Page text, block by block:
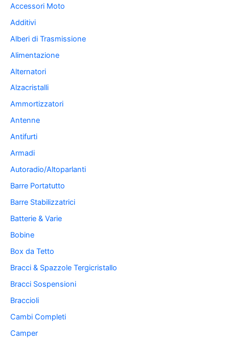
Accessori Moto
Additivi
Alberi di Trasmissione
Alimentazione
Alternatori
Alzacristalli
Ammortizzatori
Antenne
Antifurti
Armadi
Autoradio/Altoparlanti
Barre Portatutto
Barre Stabilizzatrici
Batterie & Varie
Bobine
Box da Tetto
Bracci & Spazzole Tergicristallo
Bracci Sospensioni
Braccioli
Cambi Completi
Camper